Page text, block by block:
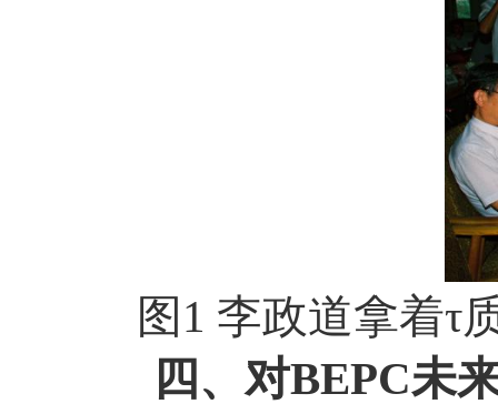
图1 李政道拿着τ
四、对BEPC未